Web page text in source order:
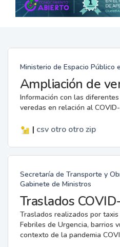
Ministerio de Espacio Público
Ampliación de
Información con las
veredas en relación al
| csv otro otro zip
Secretaría de Transporte y
Gabinete de Ministros
Traslados
Traslados realizados por
Febriles de Urgencia, barrios
contexto de la pandemia